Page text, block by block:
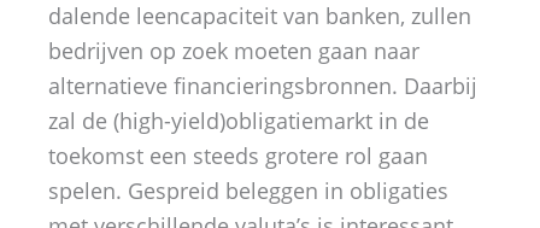
dalende leencapaciteit van banken, zullen
bedrijven op zoek moeten gaan naar
alternatieve financieringsbronnen. Daarbij
zal de (high-yield)obligatiemarkt in de
toekomst een steeds grotere rol gaan
spelen. Gespreid beleggen in obligaties